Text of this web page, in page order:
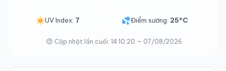
UV Index: 7 Điểm sương: 25°C
Cập nhật lần cuối: 14:10:20 — 07/08/2026